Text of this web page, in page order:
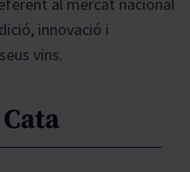
innovació i
vins.